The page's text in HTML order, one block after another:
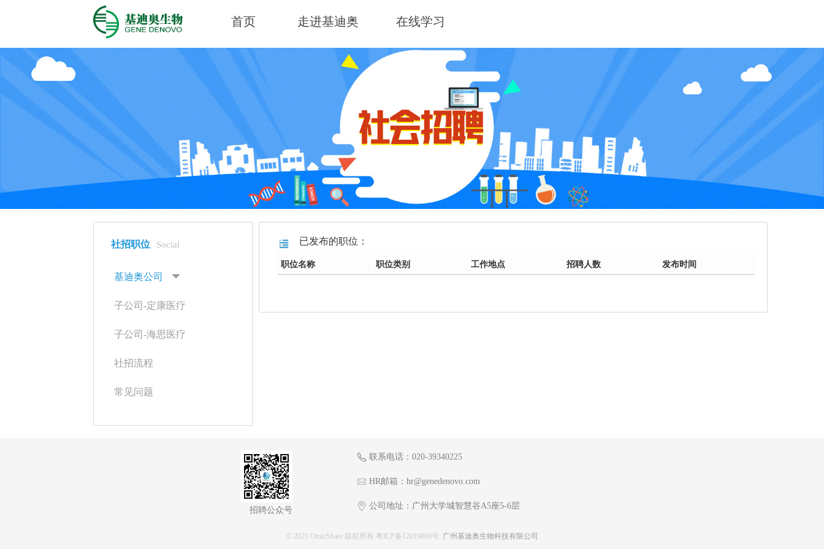
首页 走进基迪奥 在线学习
社招职位 Social
基迪奥公司
子公司-定康医疗
子公司-海思医疗
社招流程
常见问题
已发布的职位：
职位名称 职位类别 工作地点 招聘人数 发布时间
招聘公众号
联系电话：020-39340225
HR邮箱：hr@genedenovo.com
公司地址：广州大学城智慧谷A5座5-6层
© 2021 OmicShare 版权所有 粤ICP备12019869号 广州基迪奥生物科技有限公司